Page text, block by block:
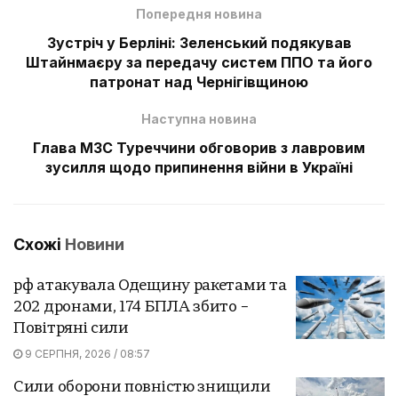
Попередня новина
Зустріч у Берліні: Зеленський подякував
Штайнмаєру за передачу систем ППО та його
патронат над Чернігівщиною
Наступна новина
Глава МЗС Туреччини обговорив з лавровим
зусилля щодо припинення війни в Україні
Схожі Новини
рф атакувала Одещину ракетами та
202 дронами, 174 БПЛА збито –
Повітряні сили
9 СЕРПНЯ, 2026 / 08:57
Сили оборони повністю знищили